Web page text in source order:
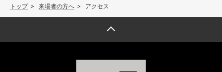
トップ 来場者の方へ アクセス